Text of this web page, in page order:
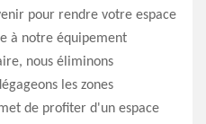
pour rendre votre espace
à notre équipement
nous éliminons
les zones
de profiter d'un espace